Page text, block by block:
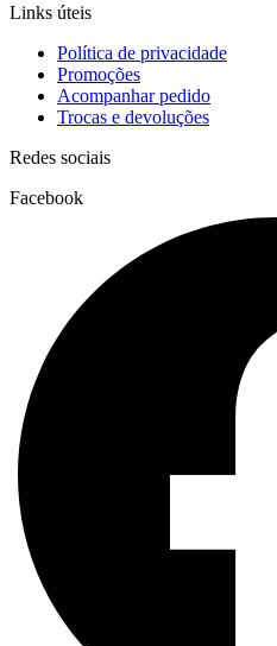
Links úteis
Política de privacidade
Promoções
Acompanhar pedido
Trocas e devoluções
Redes sociais
Facebook